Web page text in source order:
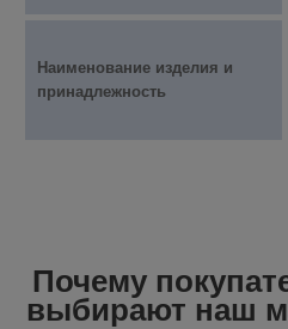
Наименование изделия и
принадлежность
Почему
выбирают наш